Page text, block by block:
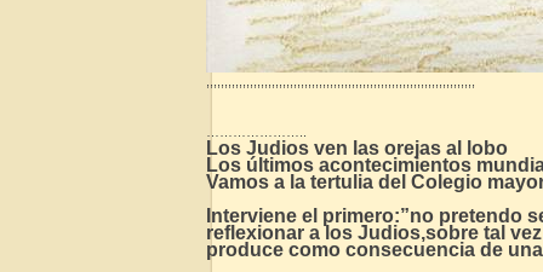
Los Judios ven las orejas al lobo
Los últimos acontecimientos
Vamos a la tertulia del Colegio
Interviene el primero:”no pretendo
reflexionar a los Judios,sobre tal
produce como consecuencia de